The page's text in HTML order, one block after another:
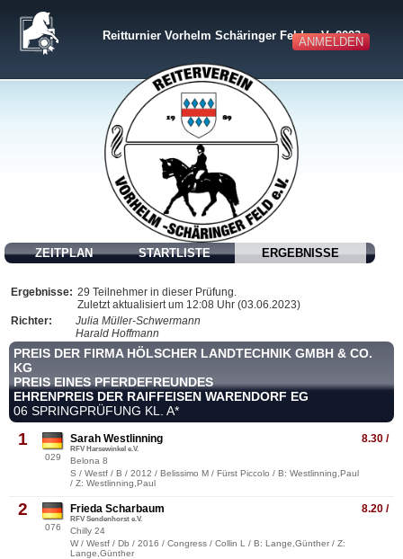
ANMELDEN
Reitturnier Vorhelm Schäringer Feld e. V. 2023
ZEITPLAN STARTLISTE ERGEBNISSE
Ergebnisse: 29 Teilnehmer in dieser Prüfung.
Zuletzt aktualisiert um 12:08 Uhr (03.06.2023)
Richter:
Julia Müller-Schwermann
Harald Hoffmann
PREIS DER FIRMA HÖLSCHER LANDTECHNIK GMBH & CO.
KG
PREIS EINES PFERDEFREUNDES
EHRENPREIS DER RAIFFEISEN WARENDORF EG
06 SPRINGPRÜFUNG KL. A*
1
029
8.30 /
Sarah Westlinning
RFV Harsewinkel e.V.
Belona 8
S / Westf / B / 2012 / Belissimo M / Fürst Piccolo / B: Westlinning,Paul
/ Z: Westlinning,Paul
2
076
8.20 /
Frieda Scharbaum
RFV Sendenhorst e.V.
Chilly 24
W / Westf / Db / 2016 / Congress / Collin L / B: Lange,Günther / Z:
Lange,Günther